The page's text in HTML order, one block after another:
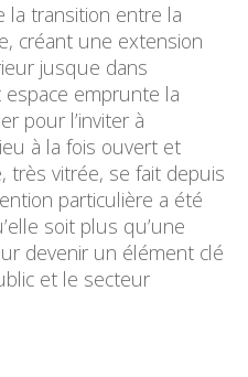
la transition entre la
créant une extension
jusque dans
espace emprunte la
pour l’inviter à
à la fois ouvert et
très vitrée, se fait depuis
particulière a été
soit plus qu’une
devenir un élément clé
et le secteur